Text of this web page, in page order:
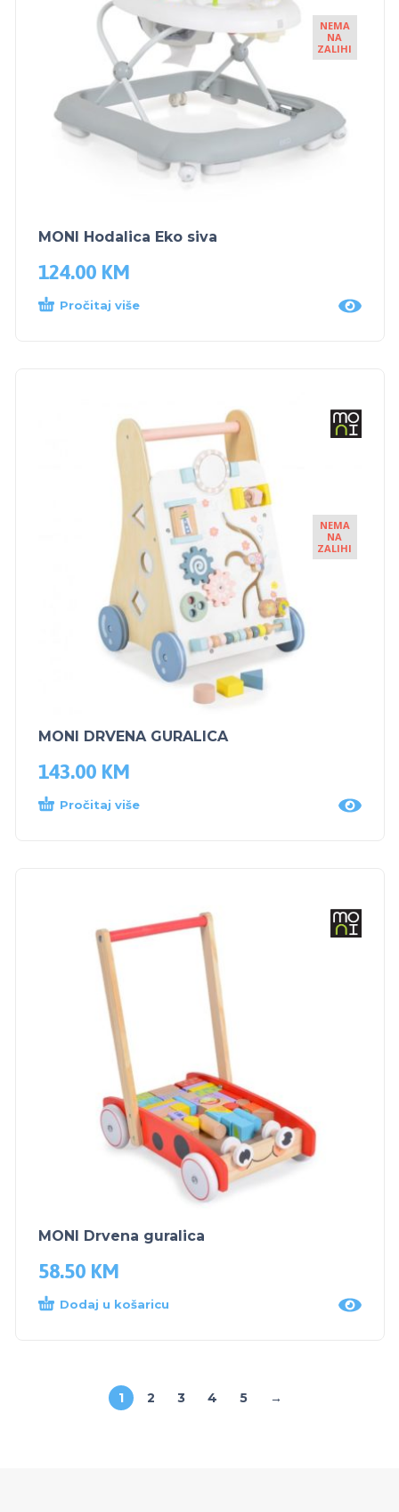
NEMA
NA
ZALIHI
MONI Hodalica Eko siva
124.00 KM
Pročitaj više
NEMA
NA
ZALIHI
MONI DRVENA GURALICA
143.00 KM
Pročitaj više
MONI Drvena guralica
58.50 KM
Dodaj u košaricu
1 2 3 4 5 →